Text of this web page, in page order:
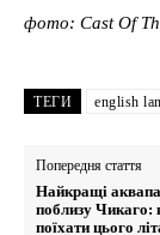
фото: Cast Of
ТЕГИ english
Попередня стаття
Найкращі
поблизу Чикаго:
поїхати цього